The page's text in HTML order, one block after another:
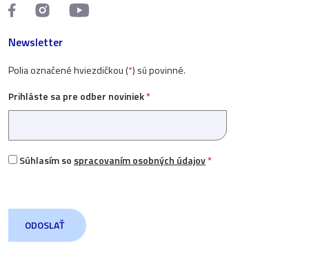
Newsletter
Polia označené hviezdičkou (*) sú povinné.
Prihláste sa pre odber noviniek*
Súhlasím so spracovaním osobných údajov*